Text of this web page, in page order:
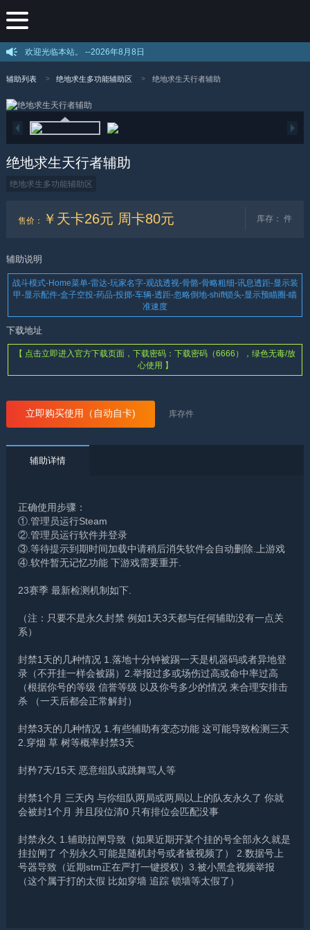
欢迎光临本站。 --2026年8月8日
辅助列表 绝地求生多功能辅助区 绝地求生天行者辅助
绝地求生天行者辅助
绝地求生多功能辅助区
售价 ： ￥天卡26元 周卡80元 库存： 件
辅助说明
战斗模式-Home菜单-雷达-玩家名字-观战透视-骨骼-骨略粗细-讯息透距-显示装
甲-显示配件-盒子空投-药品-投掷-车辆-透距-忽略倒地-shift锁头-显示预瞄圈-瞄
准速度
下载地址
【 点击立即进入官方下载页面，下载密码：下载密码（6666），绿色无毒/放
心使用 】
立即购买使用（自动自卡) 库存件
辅助详情
正确使用步骤：
①.管理员运行Steam
②.管理员运行软件并登录
③.等待提示到期时间加载中请稍后消失软件会自动删除.上游戏
④.软件暂无记忆功能 下游戏需要重开.
23赛季 最新检测机制如下.
（注：只要不是永久封禁 例如1天3天都与任何辅助没有一点关
系）
封禁1天的几种情况 1.落地十分钟被踢一天是机器码或者异地登
录（不开挂一样会被踢）2.举报过多或场伤过高或命中率过高
（根据你号的等级 信誉等级 以及你号多少的情况 来合理安排击
杀 （一天后都会正常解封）
封禁3天的几种情况 1.有些辅助有变态功能 这可能导致检测三天
2.穿烟 草 树等概率封禁3天
封矜7天/15天 恶意组队或跳舞骂人等
封禁1个月 三天内 与你组队两局或两局以上的队友永久了 你就
会被封1个月 并且段位清0 只有排位会匹配没事
封禁永久 1.辅助拉闸导致（如果近期开某个挂的号全部永久就是
挂拉闸了 个别永久可能是随机封号或者被视频了） 2.数据号上
号器导致（近期stm正在严打一键授权）3.被小黑盒视频举报
（这个属于打的太假 比如穿墙 追踪 锁墙等太假了）